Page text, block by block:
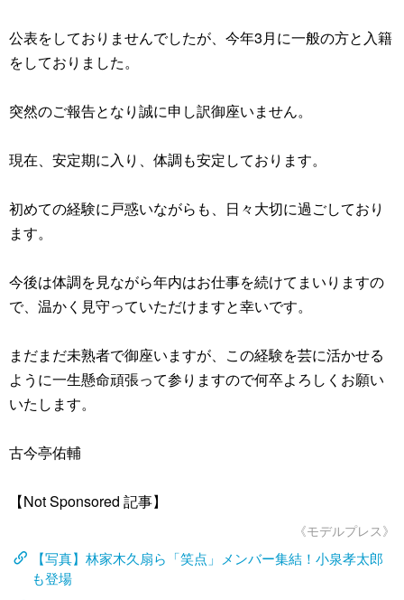
公表をしておりませんでしたが、今年3月に一般の方と入籍
をしておりました。
突然のご報告となり誠に申し訳御座いません。
現在、安定期に入り、体調も安定しております。
初めての経験に戸惑いながらも、日々大切に過ごしており
ます。
今後は体調を見ながら年内はお仕事を続けてまいりますの
で、温かく見守っていただけますと幸いです。
まだまだ未熟者で御座いますが、この経験を芸に活かせる
ように一生懸命頑張って参りますので何卒よろしくお願い
いたします。
古今亭佑輔
【Not Sponsored 記事】
《モデルプレス》
【写真】林家木久扇ら「笑点」メンバー集結！小泉孝太郎
も登場